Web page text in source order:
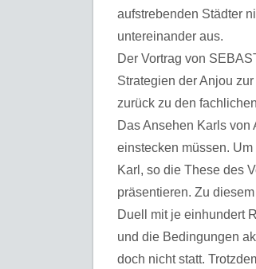
aufstrebenden Städter
untereinander aus.
Der Vortrag von
Strategien der Anjou
zurück zu den
Das Ansehen Karls
einstecken müssen.
Karl, so die These des
präsentieren. Zu
Duell mit je einhundert
und die Bedingungen
doch nicht statt.